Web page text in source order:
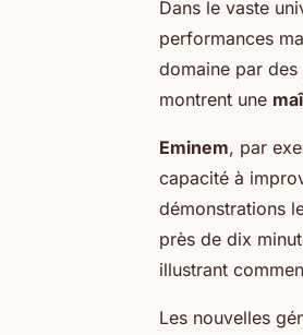
Dans le vaste
performances
domaine par
montrent une
Eminem, par
capacité à
démonstrations
près de dix
illustrant
Les nouvelles